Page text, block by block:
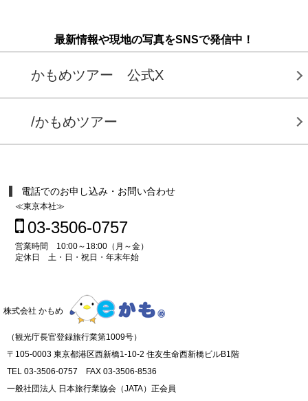
最新情報や現地の写真をSNSで発信中！
かもめツアー 公式X
/かもめツアー
電話でのお申し込み・お問い合わせ
≪東京本社≫
03-3506-0757
営業時間 10:00～18:00（月～金）
定休日 土・日・祝日・年末年始
株式会社 かもめ
（観光庁長官登録旅行業第1009号）
〒105-0003 東京都港区西新橋1-10-2 住友生命西新橋ビルB1階
TEL 03-3506-0757 FAX 03-3506-8536
一般社団法人 日本旅行業協会（JATA）正会員